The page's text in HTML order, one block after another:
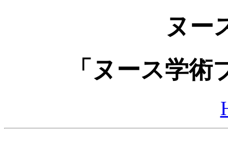
ヌー
「ヌース学